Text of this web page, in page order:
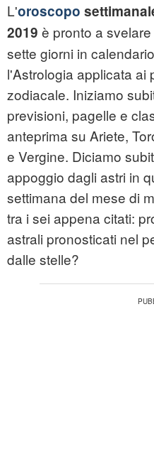
L'oroscopo
2019 è pronto a
sette giorni in
l'Astrologia applicata ai
zodiacale. Iniziamo
previsioni, pagelle e
anteprima su Ariete,
e Vergine. Diciamo
appoggio dagli astri in
settimana del mese di
tra i sei appena citati:
astrali pronosticati nel
dalle stelle?